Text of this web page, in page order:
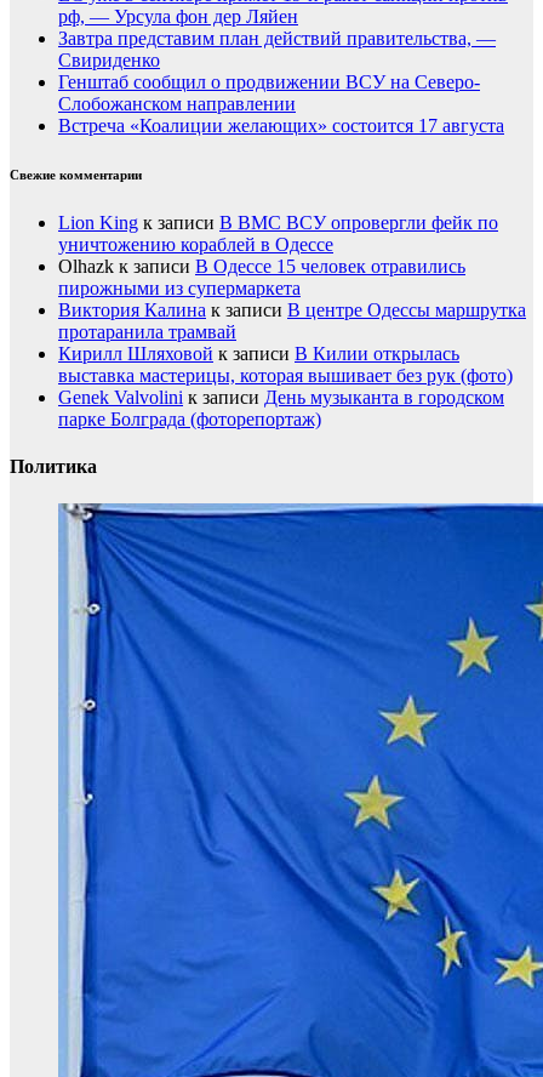
рф, — Урсула фон дер Ляйен
Завтра представим план действий правительства, —
Свириденко
Генштаб сообщил о продвижении ВСУ на Северо-
Слобожанском направлении
Встреча «Коалиции желающих» состоится 17 августа
Свежие комментарии
Lion King к записи В ВМС ВСУ опровергли фейк по
уничтожению кораблей в Одессе
Olhazk к записи В Одессе 15 человек отравились
пирожными из супермаркета
Виктория Калина к записи В центре Одессы маршрутка
протаранила трамвай
Кирилл Шляховой к записи В Килии открылась
выставка мастерицы, которая вышивает без рук (фото)
Genek Valvolini к записи День музыканта в городском
парке Болграда (фоторепортаж)
Политика